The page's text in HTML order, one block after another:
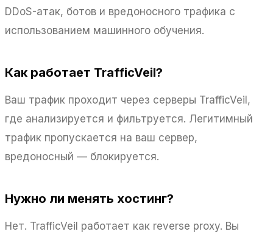
DDoS-атак, ботов и вредоносного трафика с
использованием машинного обучения.
Как работает TrafficVeil?
Ваш трафик проходит через серверы TrafficVeil,
где анализируется и фильтруется. Легитимный
трафик пропускается на ваш сервер,
вредоносный — блокируется.
Нужно ли менять хостинг?
Нет. TrafficVeil работает как reverse proxy. Вы